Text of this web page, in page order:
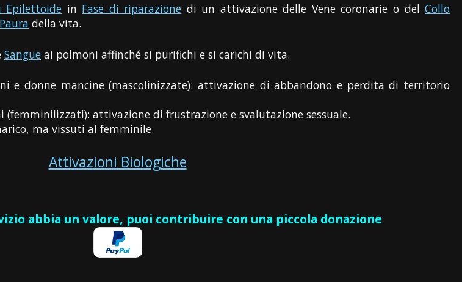
Epilettoide in Fase di riparazione di un attivazione delle Vene coronarie o delCollo
Paura della vita.
Sangue ai polmoni affinché si purifichi e si carichi di vita.
e donne mancine (mascolinizzate): attivazione di abbandono e perdita di territorio
attivazione di frustrazione e svalutazione sessuale.
ma vissuti al femminile.
Attivazioni Biologiche
abbia un valore, puoi contribuire con una piccola donazione